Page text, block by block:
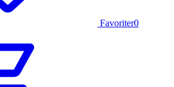
Favoriter0